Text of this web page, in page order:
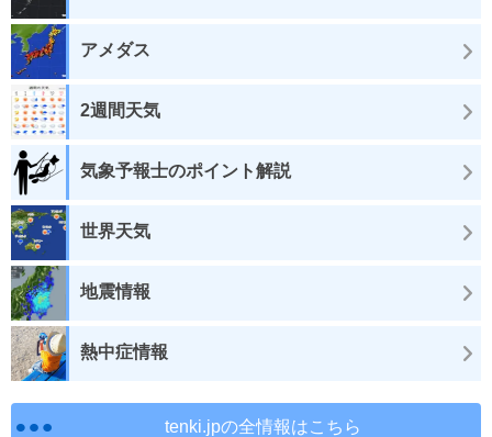
アメダス
2週間天気
気象予報士のポイント解説
世界天気
地震情報
熱中症情報
tenki.jpの全情報はこちら